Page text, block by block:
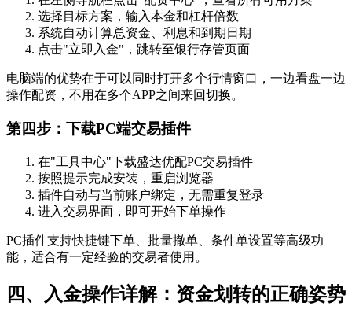
选择目标方案，输入本金和杠杆倍数
系统自动计算总资金、利息和到期日期
点击"立即入金"，跳转至银行存管页面
电脑端的优势在于可以同时打开多个行情窗口，一边看盘一边
操作配资，不用在多个APP之间来回切换。
第四步：下载PC端交易插件
在"工具中心"下载盛达优配PC交易插件
按照提示完成安装，重启浏览器
插件自动与当前账户绑定，无需重复登录
进入交易界面，即可开始下单操作
PC插件支持快捷键下单、批量撤单、条件单设置等高级功
能，适合有一定经验的交易者使用。
四、入金操作详解：资金划转的正确姿势